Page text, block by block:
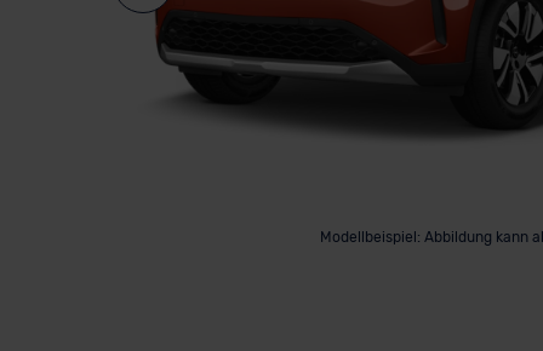
Modellbeispiel: Abbildung kann